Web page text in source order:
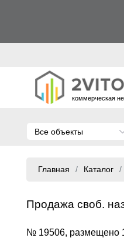
коммерческая
Все объекты
Главная Каталог
Продажа своб.
№ 19506, размещено